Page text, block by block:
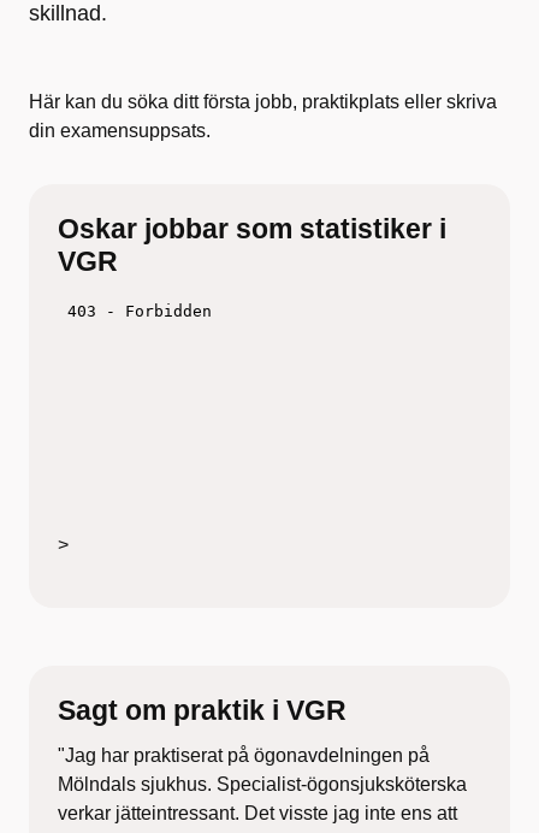
skillnad.
Här kan du söka ditt första jobb, praktikplats eller skriva
din examensuppsats.
Oskar jobbar som statistiker i
VGR
>
Sagt om praktik i VGR
"Jag har praktiserat på ögonavdelningen på
Mölndals sjukhus. Specialist-ögonsjuksköterska
verkar jätteintressant. Det visste jag inte ens att